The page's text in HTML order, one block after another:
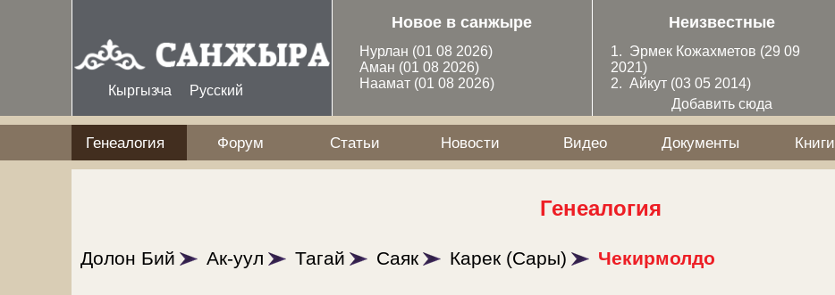
Кыргызча Русский
Новое в санжыре
Нурлан (01 08 2026)
Аман (01 08 2026)
Наамат (01 08 2026)
Неизвестные
1. Эрмек Кожахметов (29 09
2021)
2. Айкут (03 05 2014)
Добавить сюда
Генеалогия Форум Статьи Новости Видео Документы Книги
Генеалогия
Долон Бий Ак-уул Тагай Саяк Карек (Сары) Чекирмолдо